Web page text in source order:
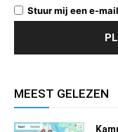
Stuur mij een e-
MEEST GELEZEN